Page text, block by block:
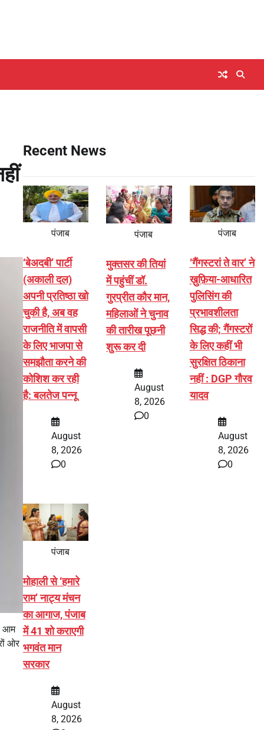
आम
ओर
Recent News
पंजाब
‘बेअदबी’ पार्टी
(अकाली दल)
अपनी प्रतिष्ठा खो
चुकी है, अब वह
राजनीति में वापसी
के लिए भाजपा से
समझौता करने की
कोशिश कर रही
है: बलतेज पन्नू
August
8, 2026
0
पंजाब
मुक्तसर की तियां
में पहुंचीं डॉ.
गुरप्रीत कौर मान,
महिलाओं ने चुनाव
की तारीख पूछनी
शुरू कर दी
August
8, 2026
0
पंजाब
‘गैंगस्टरां ते वार’ ने
ख़ुफ़िया-आधारित
पुलिसिंग की
प्रभावशीलता
सिद्ध की; गैंगस्टरों
के लिए कहीं भी
सुरक्षित ठिकाना
नहीं : DGP गौरव
यादव
August
8, 2026
0
पंजाब
मोहाली से ‘हमारे
राम’ नाट्य मंचन
का आगाज, पंजाब
में 41 शो कराएगी
भगवंत मान
सरकार
August
8, 2026